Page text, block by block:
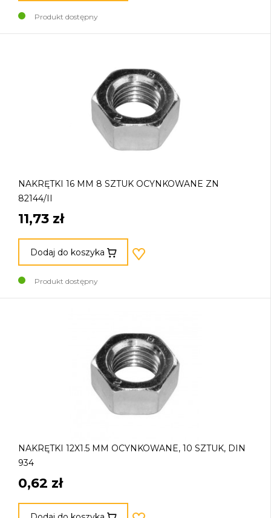
Produkt dostępny
NAKRĘTKI 16 MM 8 SZTUK OCYNKOWANE ZN
82144/II
11,73 zł
Dodaj do koszyka
Produkt dostępny
NAKRĘTKI 12X1.5 MM OCYNKOWANE, 10 SZTUK, DIN
934
0,62 zł